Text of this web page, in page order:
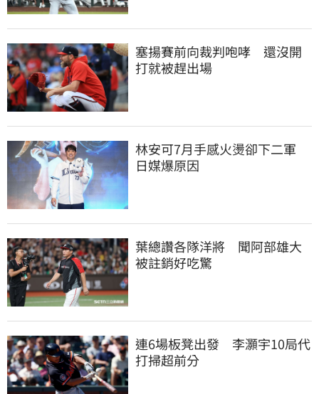
塞揚賽前向裁判咆哮　還沒開
打就被趕出場
林安可7月手感火燙卻下二軍
日媒爆原因
葉總讚各隊洋將　聞阿部雄大
被註銷好吃驚
連6場板凳出發　李灝宇10局代
打掃超前分